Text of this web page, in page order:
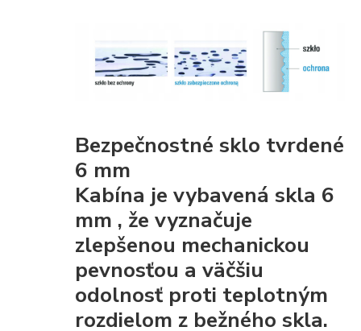
Bezpečnostné sklo tvrdené
6 mm
Kabína je vybavenáskla 6
mm , ževyznačuje
zlepšenou mechanickou
pevnosťou a väčšiu
odolnosť proti teplotným
rozdielom z bežného skla.